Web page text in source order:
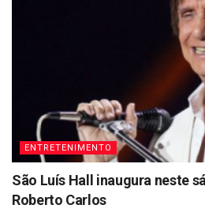
ENTRETENIMENTO
São Luís Hall inaugura neste
Roberto Carlos